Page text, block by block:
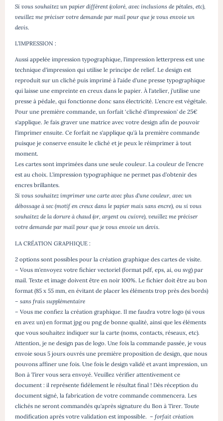
Si vous souhaitez un papier différent (coloré, avec inclusions de pétales, etc),
veuillez me préciser votre demande par mail pour que je vous envoie un
devis.
L’IMPRESSION :
Aussi appelée impression typographique, l’impression letterpress est une
technique d’impression qui utilise le principe de relief. Le design est
reproduit sur un cliché puis imprimé à l’aide d’une presse typographique
qui laisse une empreinte en creux dans le papier. À l’atelier, j’utilise une
presse à pédale, qui fonctionne donc sans électricité. L’encre est végétale.
Pour une première commande, un forfait ‘cliché d’impression’ de 25€
s’applique. Je fais graver une matrice avec votre design afin de pouvoir
l’imprimer ensuite. Ce forfait ne s’applique qu’à la première commande
puisque je conserve ensuite le cliché et je peux le réimprimer à tout
moment.
Les cartes sont imprimées dans une seule couleur. La couleur de l’encre
est au choix. L’impression typographique ne permet pas d’obtenir des
encres brillantes.
Si vous souhaitez imprimer une carte avec plus d’une couleur, avec un
débossage à sec (motif en creux dans le papier mais sans encre), ou si vous
souhaitez de la dorure à chaud (or, argent ou cuivre), veuillez me préciser
votre demande par mail pour que je vous envoie un devis.
LA CRÉATION GRAPHIQUE :
2 options sont possibles pour la création graphique des cartes de visite.
– Vous m’envoyez votre fichier vectoriel (format pdf, eps, ai, ou svg) par
mail. Texte et image doivent être en noir 100%. Le fichier doit être au bon
format (85 x 55 mm, en évitant de placer les éléments trop près des bords)
– sans frais supplémentaire
– Vous me confiez la création graphique. Il me faudra votre logo (si vous
en avez un) en format jpg ou png de bonne qualité, ainsi que les éléments
que vous souhaitez indiquer sur la carte (noms, contacts, réseaux, etc).
Attention, je ne design pas de logo. Une fois la commande passée, je vous
envoie sous 5 jours ouvrés une première proposition de design, que nous
pouvons affiner une fois. Une fois le design validé et avant impression, un
Bon à Tirer vous sera envoyé. Veuillez vérifier attentivement ce
document : il représente fidèlement le résultat final ! Dès réception du
document signé, la fabrication de votre commande commencera. Les
clichés ne seront commandés qu’après signature du Bon à Tirer. Toute
modification après votre validation est impossible. – forfait création